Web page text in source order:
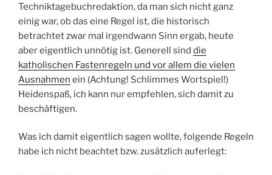
Techniktagebuchredaktion, da man sich nicht ganz
einig war, ob das eine Regel ist, die historisch
betrachtet zwar mal irgendwann Sinn ergab, heute
aber eigentlich unnötig ist. Generell sind die
katholischen Fastenregeln und vor allem die vielen
Ausnahmen ein (Achtung! Schlimmes Wortspiel!)
Heidenspaß, ich kann nur empfehlen, sich damit zu
beschäftigen.
Was ich damit eigentlich sagen wollte, folgende Regeln
habe ich nicht beachtet bzw. zusätzlich auferlegt: